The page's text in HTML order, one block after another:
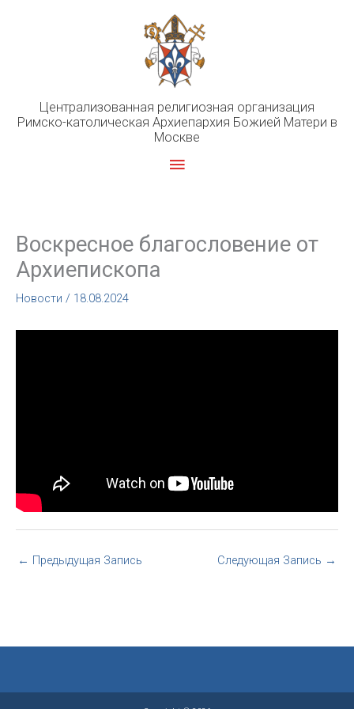
Централизованная религиозная организация
Римско-католическая Архиепархия Божией Матери в
Москве
Главное
Воскресное благословение от
Архиепископа
Новости / 18.08.2024
← Предыдущая Запись Следующая Запись →